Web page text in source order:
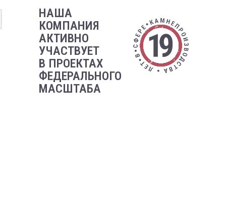
НАША
КОМПАНИЯ
АКТИВНО
УЧАСТВУЕТ
В ПРОЕКТАХ
ФЕДЕРАЛЬНОГО
МАСШТАБА